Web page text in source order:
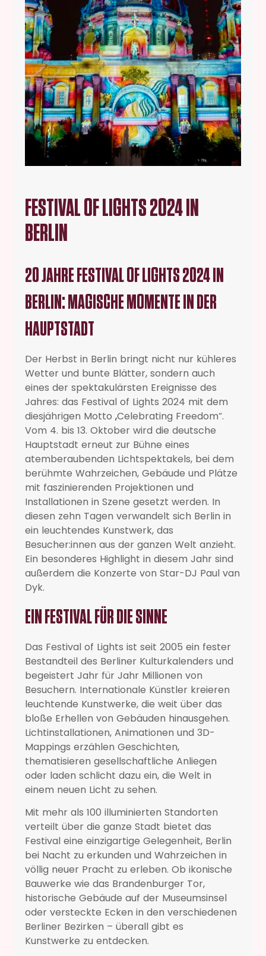
FESTIVAL OF LIGHTS 2024 IN
BERLIN
20 JAHRE FESTIVAL OF LIGHTS 2024 IN
BERLIN: MAGISCHE MOMENTE IN DER
HAUPTSTADT
Der Herbst in Berlin bringt nicht nur kühleres
Wetter und bunte Blätter, sondern auch
eines der spektakulärsten Ereignisse des
Jahres: das Festival of Lights 2024 mit dem
diesjährigen Motto „Celebrating Freedom“.
Vom 4. bis 13. Oktober wird die deutsche
Hauptstadt erneut zur Bühne eines
atemberaubenden Lichtspektakels, bei dem
berühmte Wahrzeichen, Gebäude und Plätze
mit faszinierenden Projektionen und
Installationen in Szene gesetzt werden. In
diesen zehn Tagen verwandelt sich Berlin in
ein leuchtendes Kunstwerk, das
Besucher:innen aus der ganzen Welt anzieht.
Ein besonderes Highlight in diesem Jahr sind
außerdem die Konzerte von Star-DJ Paul van
Dyk.
EIN FESTIVAL FÜR DIE SINNE
Das Festival of Lights ist seit 2005 ein fester
Bestandteil des Berliner Kulturkalenders und
begeistert Jahr für Jahr Millionen von
Besuchern. Internationale Künstler kreieren
leuchtende Kunstwerke, die weit über das
bloße Erhellen von Gebäuden hinausgehen.
Lichtinstallationen, Animationen und 3D-
Mappings erzählen Geschichten,
thematisieren gesellschaftliche Anliegen
oder laden schlicht dazu ein, die Welt in
einem neuen Licht zu sehen.
Mit mehr als 100 illuminierten Standorten
verteilt über die ganze Stadt bietet das
Festival eine einzigartige Gelegenheit, Berlin
bei Nacht zu erkunden und Wahrzeichen in
völlig neuer Pracht zu erleben. Ob ikonische
Bauwerke wie das Brandenburger Tor,
historische Gebäude auf der Museumsinsel
oder versteckte Ecken in den verschiedenen
Berliner Bezirken – überall gibt es
Kunstwerke zu entdecken.